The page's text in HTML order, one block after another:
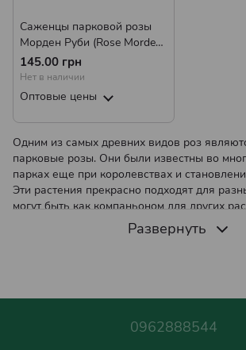
Саженцы парковой розы
Морден Руби (Rose Morden
Ruby)
145.00 грн
Нет в наличии
Оптовые цены
Одним из самых древних видов роз
парковые розы. Они были известны во
парках еще при королевствах и
Эти растения прекрасно подходят для
могут быть как компаньоном для других
кустарниками, которые могут достигать
Развернуть
0962888544